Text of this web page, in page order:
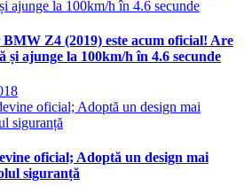
Z4 (2019) este acum oficial! Are
și ajunge la 100km/h în 4.6 secunde
oficial; Adoptă un design mai
siguranță